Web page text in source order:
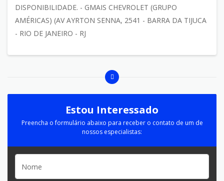
DISPONIBILIDADE. - GMAIS CHEVROLET (GRUPO
AMÉRICAS) (AV AYRTON SENNA, 2541 - BARRA DA TIJUCA
- RIO DE JANEIRO - RJ
Estou Interessado
Preencha o formulário abaixo para receber o contato de um de
nossos especialistas: